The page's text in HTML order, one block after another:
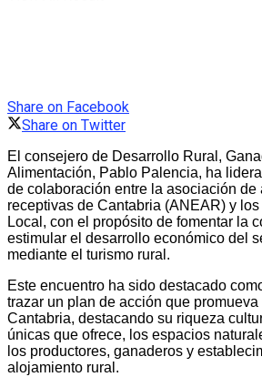
Share on Facebook
Share on Twitter
El consejero de Desarrollo Rural,
Alimentación, Pablo Palencia, ha
de colaboración entre la asociación
receptivas de Cantabria (ANEAR) y
Local, con el propósito de fomentar la
estimular el desarrollo económico del
mediante el turismo rural.
Este encuentro ha sido destacado
trazar un plan de acción que
Cantabria, destacando su riqueza
únicas que ofrece, los espacios
los productores, ganaderos y
alojamiento rural.